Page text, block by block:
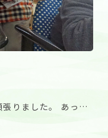
りました。 あっち